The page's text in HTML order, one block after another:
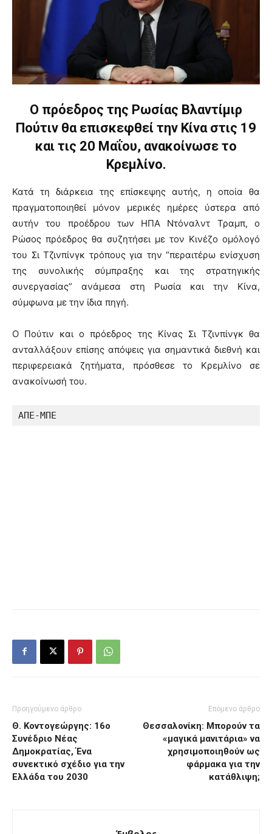
Ο πρόεδρος της Ρωσίας Βλαντίμιρ
Πούτιν θα επισκεφθεί την Κίνα στις 19
και τις 20 Μαΐου, ανακοίνωσε το
Κρεμλίνο.
Κατά τη διάρκεια της επίσκεψης αυτής, η οποία θα
πραγματοποιηθεί μόνον μερικές ημέρες ύστερα από
αυτήν του προέδρου των ΗΠΑ Ντόναλντ Τραμπ, ο
Ρώσος πρόεδρος θα συζητήσει με τον Κινέζο ομόλογό
του Σι Τζινπίνγκ τρόπους για την “περαιτέρω ενίσχυση
της συνολικής σύμπραξης και της στρατηγικής
συνεργασίας” ανάμεσα στη Ρωσία και την Κίνα,
σύμφωνα με την ίδια πηγή.
Ο Πούτιν και ο πρόεδρος της Κίνας Σι Τζινπίνγκ θα
ανταλλάξουν επίσης απόψεις για σημαντικά διεθνή και
περιφερειακά ζητήματα, πρόσθεσε το Κρεμλίνο σε
ανακοίνωσή του.
ΑΠΕ-ΜΠΕ
Προηγούμενο άρθρο
Θ. Κοντογεώργης: 16ο
Συνέδριο Νέας
Δημοκρατίας, Ένα
συνεκτικό σχέδιο για την
Ελλάδα του 2030
Επόμενο άρθρο
Θεσσαλονίκη: Μπορούν τα
«μαγικά μανιτάρια» να
χρησιμοποιηθούν ως
φάρμακα για την
κατάθλιψη;